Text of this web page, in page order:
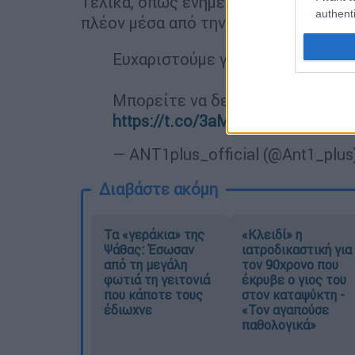
πλέον μέσα από την ιστοσελίδα του
Ευχαριστούμε για την
Μπορείτε να δείτε τον αγώνα
https://t.co/3aMZ8jnQBI
— ANT1plus_official
Διαβάστε ακόμη
Τα «γεράκια» της
Ψάθας: Έσωσαν
από τη μεγάλη
φωτιά τη γειτονιά
που κάποτε τους
έδιωχνε
«Κλειδί» η
ιατροδικαστική για
τον 90χρονο που
έκρυβε ο γιος του
στον καταψύκτη -
«Τον αγαπούσε
παθολογικά»